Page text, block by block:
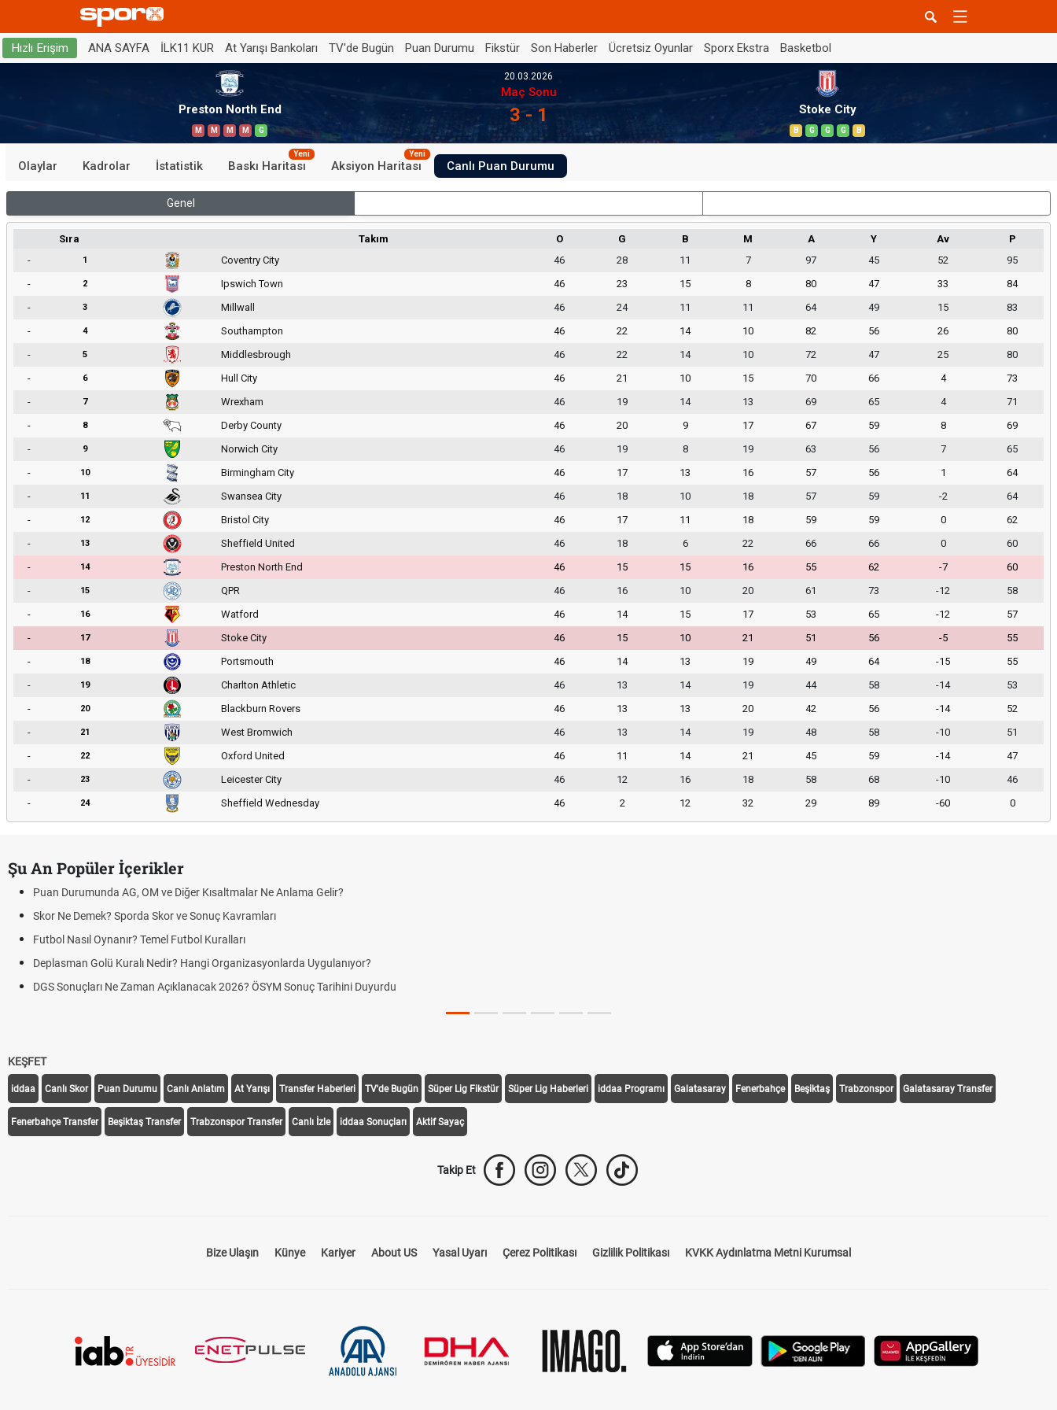
Hızlı Erişim ANA SAYFA İLK11 KUR At Yarışı Bankoları TV'de Bugün Puan Durumu Fikstür Son Haberler Ücretsiz Oyunlar Sporx Ekstra Basketbol
Preston North End
M M M M G
20.03.2026
Maç Sonu
3 - 1 Stoke City
B G G G B
Olaylar Kadrolar İstatistik Baskı Haritası
Yeni
Aksiyon Haritası
Yeni
Canlı Puan Durumu
Genel
Sıra Takım O G B M A Y Av
P
-
1 Coventry City 46 28 11 7 97 45 52
95
-
2 Ipswich Town 46 23 15 8 80 47 33
84
-
3 Millwall 46 24 11 11 64 49 15
83
-
4 Southampton 46 22 14 10 82 56 26
80
-
5 Middlesbrough 46 22 14 10 72 47 25
80
-
6 Hull City 46 21 10 15 70 66 4
73
-
7 Wrexham 46 19 14 13 69 65 4
71
-
8 Derby County 46 20 9 17 67 59 8
69
-
9 Norwich City 46 19 8 19 63 56 7
65
-
10 Birmingham City 46 17 13 16 57 56 1
64
-
11 Swansea City 46 18 10 18 57 59 -2
64
-
12 Bristol City 46 17 11 18 59 59 0
62
-
13 Sheffield United 46 18 6 22 66 66 0
60
-
14 Preston North End 46 15 15 16 55 62 -7
60
-
15 QPR 46 16 10 20 61 73 -12
58
-
16 Watford 46 14 15 17 53 65 -12
57
-
17 Stoke City 46 15 10 21 51 56 -5
55
-
18 Portsmouth 46 14 13 19 49 64 -15
55
-
19 Charlton Athletic 46 13 14 19 44 58 -14
53
-
20 Blackburn Rovers 46 13 13 20 42 56 -14
52
-
21 West Bromwich 46 13 14 19 48 58 -10
51
-
22 Oxford United 46 11 14 21 45 59 -14
47
-
23 Leicester City 46 12 16 18 58 68 -10
46
-
24 Sheffield Wednesday 46 2 12 32 29 89 -60 0
Şu An Popüler İçerikler
Puan Durumunda AG, OM ve Diğer Kısaltmalar Ne Anlama Gelir?
Skor Ne Demek? Sporda Skor ve Sonuç Kavramları
Futbol Nasıl Oynanır? Temel Futbol Kuralları
Deplasman Golü Kuralı Nedir? Hangi Organizasyonlarda Uygulanıyor?
DGS Sonuçları Ne Zaman Açıklanacak 2026? ÖSYM Sonuç Tarihini Duyurdu
KEŞFET
iddaa Canlı Skor Puan Durumu Canlı Anlatım At Yarışı Transfer Haberleri TV'de Bugün Süper Lig Fikstür Süper Lig Haberleri iddaa Programı Galatasaray Fenerbahçe Beşiktaş Trabzonspor Galatasaray Transfer
Fenerbahçe Transfer Beşiktaş Transfer Trabzonspor Transfer Canlı İzle iddaa Sonuçları Aktif Sayaç
Takip Et
Bize Ulaşın Künye Kariyer About US Yasal Uyarı Çerez Politikası Gizlilik Politikası KVKK Aydınlatma Metni Kurumsal